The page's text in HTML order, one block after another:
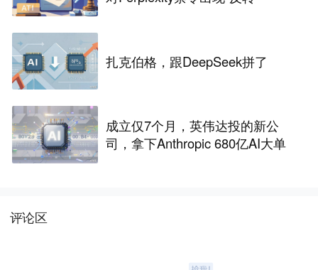
扎克伯格，跟DeepSeek拼了
成立仅7个月，英伟达投的新公
司，拿下Anthropic 680亿AI大单
评论区